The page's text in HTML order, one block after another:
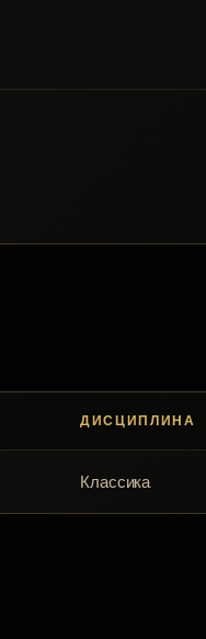
ДИСЦИПЛИНА
Классика